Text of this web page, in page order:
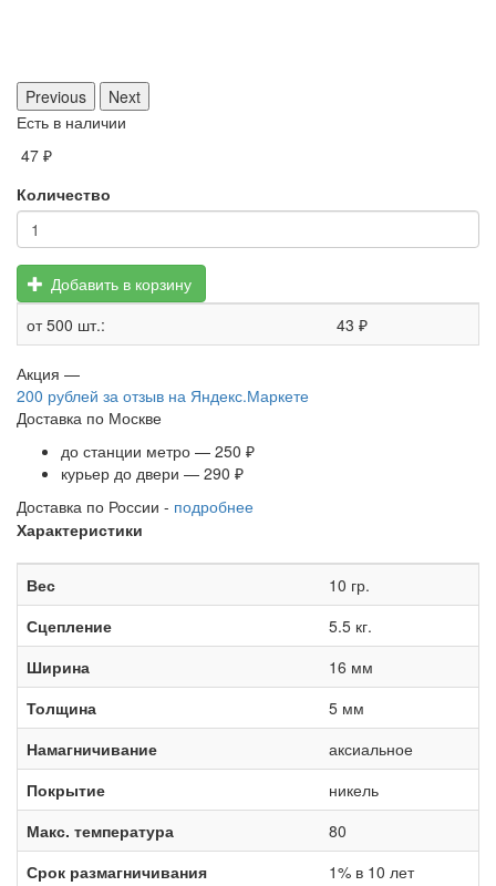
Previous
Next
Есть в наличии
47 ₽
Количество
Добавить в корзину
от 500 шт.:
43 ₽
Акция —
200 рублей за отзыв на Яндекс.Маркете
Доставка по Москве
до станции метро — 250 ₽
курьер до двери — 290 ₽
Доставка по России - подробнее
Характеристики
Вес
10 гр.
Сцепление
5.5 кг.
Ширина
16 мм
Толщина
5 мм
Намагничивание
аксиальное
Покрытие
никель
Макс. температура
80
Срок размагничивания
1% в 10 лет